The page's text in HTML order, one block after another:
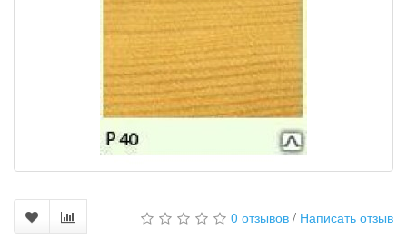
0 отзывов / Написать отзыв